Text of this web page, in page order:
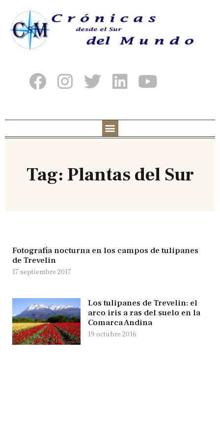
Tag: Plantas del Sur
Fotografía nocturna en los campos de tulipanes
de Trevelin
17 septiembre 2017
Los tulipanes de Trevelin: el
arco iris a ras del suelo en la
Comarca Andina
19 octubre 2016